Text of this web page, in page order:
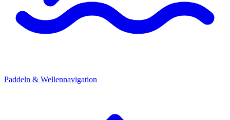
Paddeln & Wellennavigation